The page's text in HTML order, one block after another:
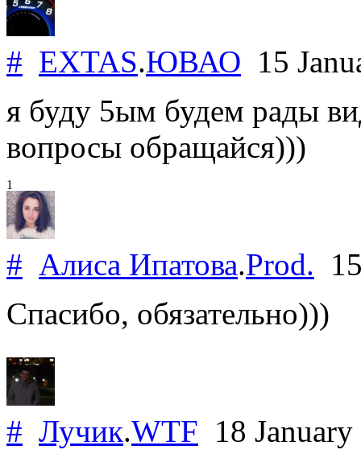
# EXTAS.ЮВАО 15
я буду 5ым будем рады
вопросы обращайся)))
1
# Алиса Ипатова.Prod.
Спасибо, обязательно)))
# Лучик.WTF 18